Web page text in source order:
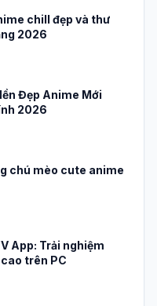
chill đẹp và thư
2026
Đẹp Anime Mới
2026
chú mèo cute anime
App: Trải nghiệm
trên PC